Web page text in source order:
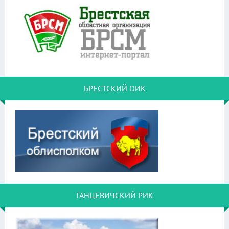
БРЕСТСКИЙ ОИК
ГАНЦЕВИЧСКИЙ РИК